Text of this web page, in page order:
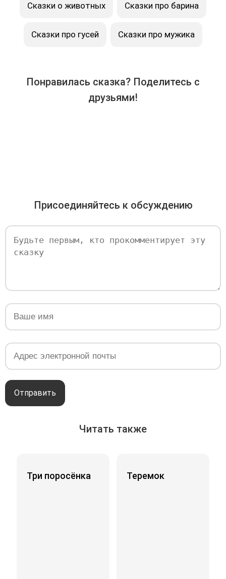
Сказки о животных Сказки про барина
Сказки про гусей Сказки про мужика
Понравилась сказка? Поделитесь с
друзьями!
Присоединяйтесь к обсуждению
Отправить
Читать также
Три поросёнка Теремок